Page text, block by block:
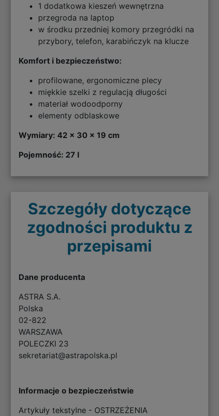
1 dodatkowa kieszeń wewnętrzna
przegroda na laptop
w środku przedniej komory przegródki na
przybory, telefon, karabińczyk na klucze
Komfort i bezpieczeństwo:
profilowane, ergonomiczne plecy
miękkie szelki z regulacją długości
materiał wodoodporny
elementy odblaskowe
Wymiary: 42 x 30 x 19 cm
Pojemność: 27 l
Szczegóły dotyczące
zgodności produktu z
przepisami
Dane producenta
ASTRA S.A.
Polska
02-822
WARSZAWA
POLECZKI 23
sekretariat@astrapolska.pl
Informacje o bezpieczeństwie
Artykuły tekstylne - OSTRZEŻENIA